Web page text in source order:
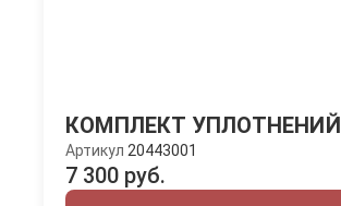
КОМПЛЕКТ УПЛОТНЕНИЙ
Артикул 20443001
7 300 руб.